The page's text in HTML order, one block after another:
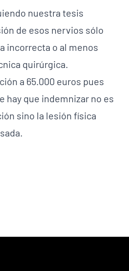
nuestra tesis
de esos nervios sólo
incorrecta o al menos
quirúrgica.
a 65.000 euros pues
hay que indemnizar no es
sino la lesión física